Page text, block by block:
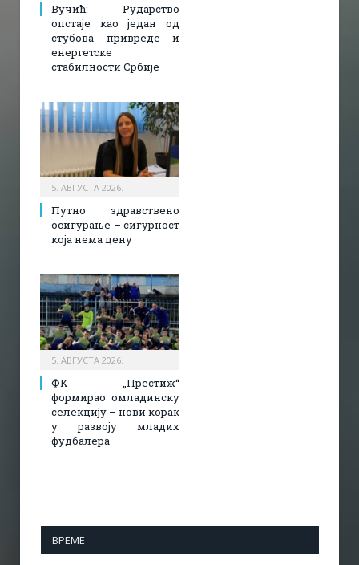
Вучић: Рударство
опстаје као један од
стубова привреде и
енергетске
стабилности Србије
5. АВГУСТА 2026.
Путно здравствено
осигурање – сигурност
која нема цену
5. АВГУСТА 2026.
ФК „Престиж“
формирао омладинску
селекцију – нови корак
у развоју младих
фудбалера
ВРЕМЕ